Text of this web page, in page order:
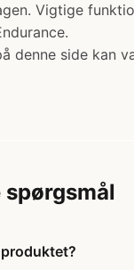
Vigtige
denne side kan